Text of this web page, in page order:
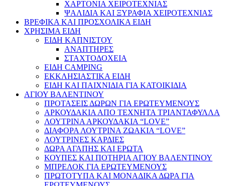
ΧΑΡΤΟΝΙΑ ΧΕΙΡΟΤΕΧΝΙΑΣ
ΨΑΛΙΔΙΑ ΚΑΙ ΞΥΡΑΦΙΑ ΧΕΙΡΟΤΕΧΝΙΑΣ
ΒΡΕΦΙΚΑ ΚΑΙ ΠΡΟΣΧΟΛΙΚΑ ΕΙΔΗ
ΧΡΗΣΙΜΑ ΕΙΔΗ
ΕΙΔΗ ΚΑΠΝΙΣΤΟΥ
ΑΝΑΠΤΗΡΕΣ
ΣΤΑΧΤΟΔΟΧΕΙΑ
ΕΙΔΗ CAMPING
ΕΚΚΛΗΣΙΑΣΤΙΚΑ ΕΙΔΗ
ΕΙΔΗ ΚΑΙ ΠΑΙΧΝΙΔΙΑ ΓΙΑ ΚΑΤΟΙΚΙΔΙΑ
ΑΓΙΟΥ ΒΑΛΕΝΤΙΝΟΥ
ΠΡΟΤΑΣΕΙΣ ΔΩΡΩΝ ΓΙΑ ΕΡΩΤΕΥΜΕΝΟΥΣ
ΑΡΚΟΥΔΑΚΙΑ ΑΠΟ ΤΕΧΝΗΤΑ ΤΡΙΑΝΤΑΦΥΛΛΑ
ΛΟΥΤΡΙΝΑ ΑΡΚΟΥΔΑΚΙΑ “LOVE”
ΔΙΑΦΟΡΑ ΛΟΥΤΡΙΝΑ ΖΩΑΚΙΑ “LOVE”
ΛΟΥΤΡΙΝΕΣ ΚΑΡΔΙΕΣ
ΔΩΡΑ ΑΓΑΠΗΣ ΚΑΙ ΕΡΩΤΑ
ΚΟΥΠΕΣ ΚΑΙ ΠΟΤΗΡΙΑ ΑΓΙΟΥ ΒΑΛΕΝΤΙΝΟΥ
ΜΠΡΕΛΟΚ ΓΙΑ ΕΡΩΤΕΥΜΕΝΟΥΣ
ΠΡΩΤΟΤΥΠΑ ΚΑΙ ΜΟΝΑΔΙΚΑ ΔΩΡΑ ΓΙΑ